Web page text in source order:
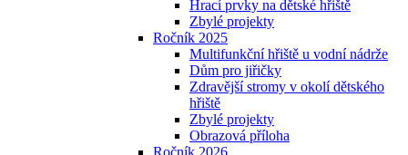
Hrací prvky na dětské hřiště
Zbylé projekty
Ročník 2025
Multifunkční hřiště u vodní nádrže
Dům pro jiřičky
Zdravější stromy v okolí dětského
hřiště
Zbylé projekty
Obrazová příloha
Ročník 2026